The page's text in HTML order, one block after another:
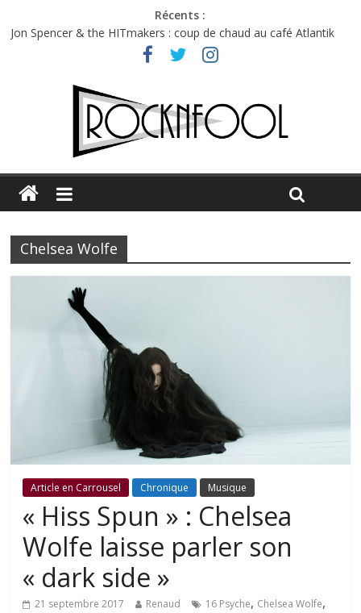
Récents :
Jon Spencer & the HITmakers : coup de chaud au café Atlantik
Hellfest 2026 vendredi : température et émotions en hausse
Hellfest 2026 jeudi : impossible de choisir entre chaleur et bonne
Première édition du Midgard Festival : entre bière, métal et
Charlie Puth à l’Olympia : la leçon de pop du Professeur Puth
Chelsea Wolfe
Article en Carrousel Chronique Musique
« Hiss Spun » : Chelsea
Wolfe laisse parler son
« dark side »
21 septembre 2017 Renaud 16 Psyche, Chelsea Wolfe,